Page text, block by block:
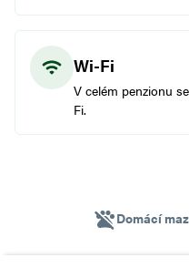
Wi-Fi
V celém penzionu
Fi.
Domácí